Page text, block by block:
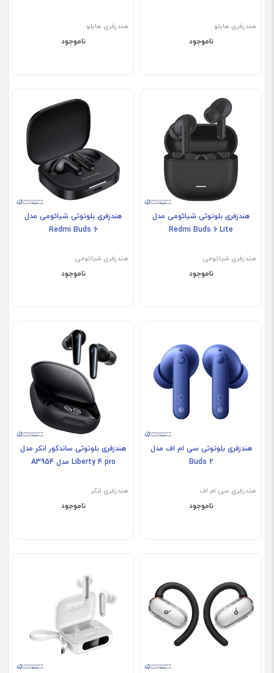
هندزفری هایلو
ناموجود
هندزفری هایلو
ناموجود
هندزفری بلوتوثی شیائومی مدل
Redmi Buds 6 Lite
هندزفری شیائومی
ناموجود
هندزفری بلوتوثی شیائومی مدل
Redmi Buds 6
هندزفری شیائومی
ناموجود
هندزفری بلوتوثی سی ام اف مدل
Buds 2
هندزفری سی ام اف
ناموجود
هندزفری بلوتوثی ساندکور انکر مدل
Liberty 4 pro مدل A3954
هندزفری انکر
ناموجود